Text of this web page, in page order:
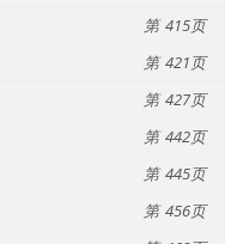
415
421
427
442
445
456